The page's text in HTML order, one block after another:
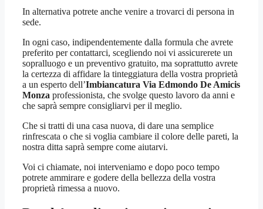
In alternativa potrete anche venire a trovarci di persona in
sede.
In ogni caso, indipendentemente dalla formula che avrete
preferito per contattarci, scegliendo noi vi assicurerete un
sopralluogo e un preventivo gratuito, ma soprattutto avrete
la certezza di affidare la tinteggiatura della vostra proprietà
a un esperto dell’Imbiancatura Via Edmondo De Amicis
Monza professionista, che svolge questo lavoro da anni e
che saprà sempre consigliarvi per il meglio.
Che si tratti di una casa nuova, di dare una semplice
rinfrescata o che si voglia cambiare il colore delle pareti, la
nostra ditta saprà sempre come aiutarvi.
Voi ci chiamate, noi interveniamo e dopo poco tempo
potrete ammirare e godere della bellezza della vostra
proprietà rimessa a nuovo.